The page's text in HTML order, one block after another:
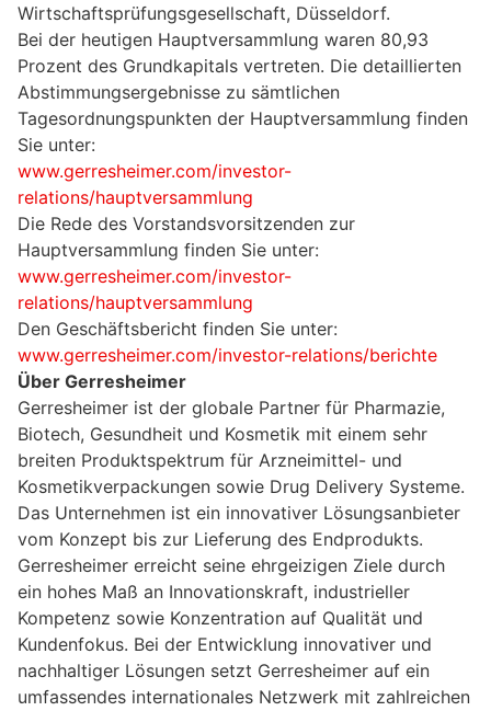
Wirtschaftsprüfungsgesellschaft, Düsseldorf.
Bei der heutigen Hauptversammlung waren 80,93
Prozent des Grundkapitals vertreten. Die detaillierten
Abstimmungsergebnisse zu sämtlichen
Tagesordnungspunkten der Hauptversammlung finden
Sie unter:
www.gerresheimer.com/investor-
relations/hauptversammlung
Die Rede des Vorstandsvorsitzenden zur
Hauptversammlung finden Sie unter:
www.gerresheimer.com/investor-
relations/hauptversammlung
Den Geschäftsbericht finden Sie unter:
www.gerresheimer.com/investor-relations/berichte
Über Gerresheimer
Gerresheimer ist der globale Partner für Pharmazie,
Biotech, Gesundheit und Kosmetik mit einem sehr
breiten Produktspektrum für Arzneimittel- und
Kosmetikverpackungen sowie Drug Delivery Systeme.
Das Unternehmen ist ein innovativer Lösungsanbieter
vom Konzept bis zur Lieferung des Endprodukts.
Gerresheimer erreicht seine ehrgeizigen Ziele durch
ein hohes Maß an Innovationskraft, industrieller
Kompetenz sowie Konzentration auf Qualität und
Kundenfokus. Bei der Entwicklung innovativer und
nachhaltiger Lösungen setzt Gerresheimer auf ein
umfassendes internationales Netzwerk mit zahlreichen